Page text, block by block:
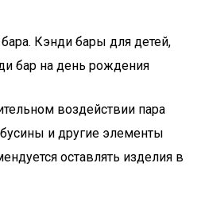
Кэнди бары для детей,
бар на день рождения
воздействии пара
и другие элементы
оставлять изделия в